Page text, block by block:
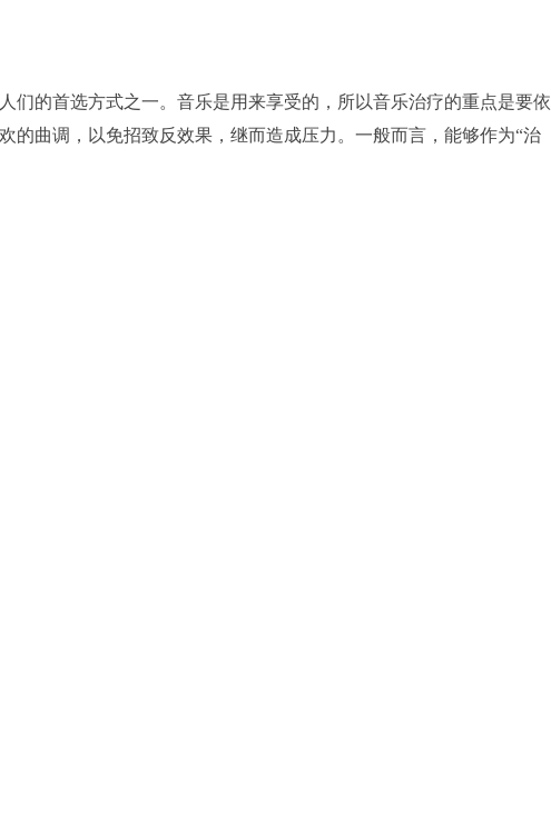
们的首选方式之一。音乐是用来享受的，所以音乐治疗的重点是要依
的曲调，以免招致反效果，继而造成压力。一般而言，能够作为“治